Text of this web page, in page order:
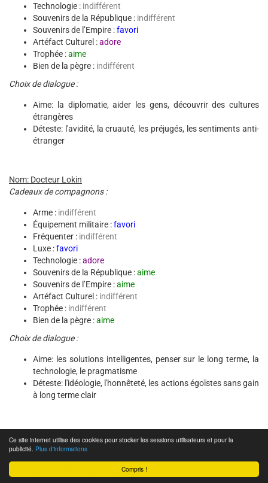
Compris !
Ce site internet utilise des cookies pour stocker les sessions utilisateurs et pour la
publicité. Plus d'informations
Technologie : indifférent
Souvenirs de la République : indifférent
Souvenirs de l’Empire :favori
Artéfact Culturel :adore
Trophée :aime
Bien de la pègre : indifférent
Choix de dialogue :
Aime: la diplomatie, aider les gens, découvrir des cultures
étrangères
Déteste: l'avidité, la cruauté, les préjugés, les sentiments anti-
étranger
Nom: Docteur Lokin
Cadeaux de compagnons :
Arme : indifférent
Équipement militaire :favori
Fréquenter : indifférent
Luxe :favori
Technologie :adore
Souvenirs de la République :aime
Souvenirs de l’Empire :aime
Artéfact Culturel : indifférent
Trophée : indifférent
Bien de la pègre :aime
Choix de dialogue :
Aime: les solutions intelligentes, penser sur le long terme, la
technologie, le pragmatisme
Déteste: l'idéologie, l'honnêteté, les actions égoïstes sans gain
à long terme clair
Cadeaux de compagnons :
Équipement militaire :favori